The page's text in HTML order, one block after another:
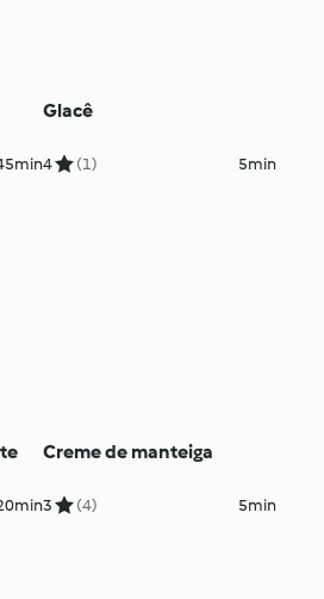
Glacê
4 (1) 5min
Creme de manteiga
3 (4) 5min